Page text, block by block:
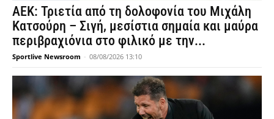
ΑΕΚ: Τριετία από τη δολοφονία του Μιχάλη
Κατσούρη – Σιγή, μεσίστια σημαία και μαύρα
περιβραχιόνια στο φιλικό με την...
Sportlive Newsroom - 08/08/2026 13:10